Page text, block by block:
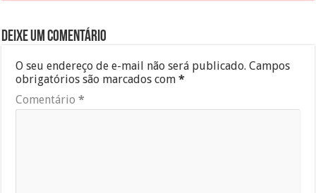
Deixe um comentário
O seu endereço de e-mail não será publicado. Campos
obrigatórios são marcados com*
Comentário*